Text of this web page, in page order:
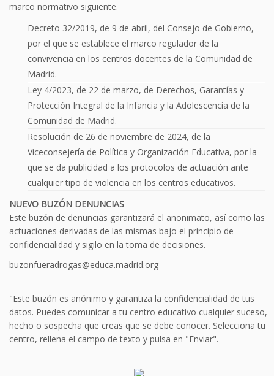
marco normativo siguiente.
Decreto 32/2019, de 9 de abril, del Consejo de Gobierno,
por el que se establece el marco regulador de la
convivencia en los centros docentes de la Comunidad de
Madrid.
Ley 4/2023, de 22 de marzo, de Derechos, Garantías y
Protección Integral de la Infancia y la Adolescencia de la
Comunidad de Madrid.
Resolución de 26 de noviembre de 2024, de la
Viceconsejería de Política y Organización Educativa, por la
que se da publicidad a los protocolos de actuación ante
cualquier tipo de violencia en los centros educativos.
NUEVO BUZÓN DENUNCIAS
Este buzón de denuncias garantizará el anonimato, así como las
actuaciones derivadas de las mismas bajo el principio de
confidencialidad y sigilo en la toma de decisiones.
buzonfueradrogas@educa.madrid.org
"Este buzón es anónimo y garantiza la confidencialidad de tus
datos. Puedes comunicar a tu centro educativo cualquier suceso,
hecho o sospecha que creas que se debe conocer. Selecciona tu
centro, rellena el campo de texto y pulsa en "Enviar".